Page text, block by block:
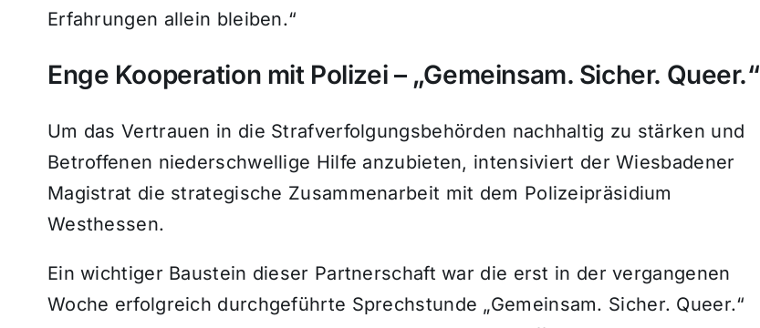
Erfahrungen allein bleiben.“
Enge Kooperation mit Polizei – „Gemeinsam. Sicher. Queer.“
Um das Vertrauen in die Strafverfolgungsbehörden nachhaltig zu stärken und
Betroffenen niederschwellige Hilfe anzubieten, intensiviert der Wiesbadener
Magistrat die strategische Zusammenarbeit mit dem Polizeipräsidium
Westhessen.
Ein wichtiger Baustein dieser Partnerschaft war die erst in der vergangenen
Woche erfolgreich durchgeführte Sprechstunde „Gemeinsam. Sicher. Queer.“